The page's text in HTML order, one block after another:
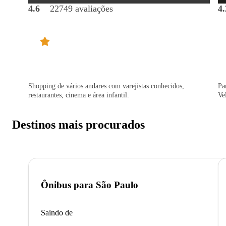
4.6 22749 avaliações
Shopping de vários andares com varejistas conhecidos,
restaurantes, cinema e área infantil.
Destinos mais procurados
Ônibus para São Paulo
Saindo de